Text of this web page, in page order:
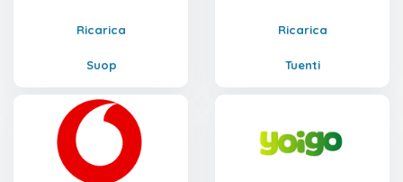
Ricarica
Suop
Ricarica
Tuenti